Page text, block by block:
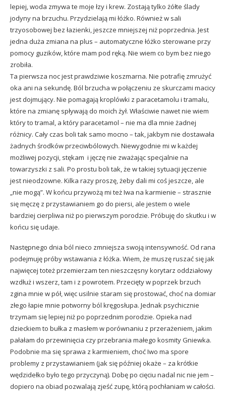
lepiej, woda zmywa te moje łzy i krew. Zostają tylko żółte ślady
jodyny na brzuchu. Przydzielają mi łóżko. Również w sali
trzyosobowej bez łazienki, jeszcze mniejszej niż poprzednia. Jest
jedna duża zmiana na plus – automatyczne łóżko sterowane przy
pomocy guzików, które mam pod ręką. Nie wiem co bym bez niego
zrobiła.
Ta pierwsza noc jest prawdziwie koszmarna. Nie potrafię zmrużyć
oka ani na sekundę. Ból brzucha w połączeniu ze skurczami macicy
jest dojmujący. Nie pomagają kroplówki z paracetamolu i tramalu,
które na zmianę spływają do moich żył. Właściwie nawet nie wiem
który to tramal, a który paracetamol – nie ma dla mnie żadnej
różnicy. Cały czas boli tak samo mocno – tak, jakbym nie dostawała
żadnych środków przeciwbólowych. Niewygodnie mi w każdej
możliwej pozycji, stękam i jęczę nie zważając specjalnie na
towarzyszki z sali. Po prostu boli tak, że w takiej sytuacji jęczenie
jest nieodzowne. Kilka razy proszę, żeby dali mi coś jeszcze, ale
„nie mogą”. W końcu przywożą mi też Iwa na karmienie – strasznie
się męczę z przystawianiem go do piersi, ale jestem o wiele
bardziej cierpliwa niż po pierwszym porodzie. Próbuję do skutku i w
końcu się udaje.
Następnego dnia ból nieco zmniejsza swoją intensywność. Od rana
podejmuję próby wstawania z łóżka. Wiem, że muszę ruszać się jak
najwięcej toteż przemierzam ten nieszczęsny korytarz oddziałowy
wzdłuż i wszerz, tam i z powrotem. Przecięty w poprzek brzuch
zgina mnie w pół, więc usilnie staram się prostować, choć na domiar
złego łapie mnie potworny ból kręgosłupa. Jednak psychicznie
trzymam się lepiej niż po poprzednim porodzie. Opieka nad
dzieckiem to bułka z masłem w porównaniu z przerażeniem, jakim
pałałam do przewinięcia czy przebrania małego kosmity Gniewka.
Podobnie ma się sprawa z karmieniem, choć Iwo ma spore
problemy z przystawianiem (jak się później okaże – za krótkie
wędzidełko było tego przyczyną). Dobę po cięciu nadal nic nie jem –
dopiero na obiad pozwalają zjeść zupę, którą pochłaniam w całości.